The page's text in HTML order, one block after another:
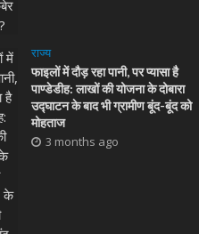
राज्य
फाइलों में दौड़ रहा पानी, पर प्यासा है
पाण्डेडीह: लाखों की योजना के दोबारा
उद्घाटन के बाद भी ग्रामीण बूंद-बूंद को
मोहताज
3 months ago